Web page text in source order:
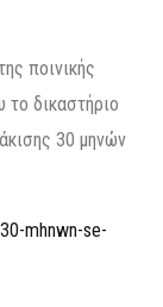
ποινικής
το δικαστήριο
30 μηνών
mhnwn-se-